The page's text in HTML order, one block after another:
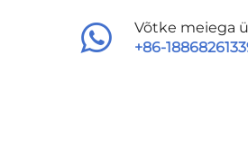
+86-